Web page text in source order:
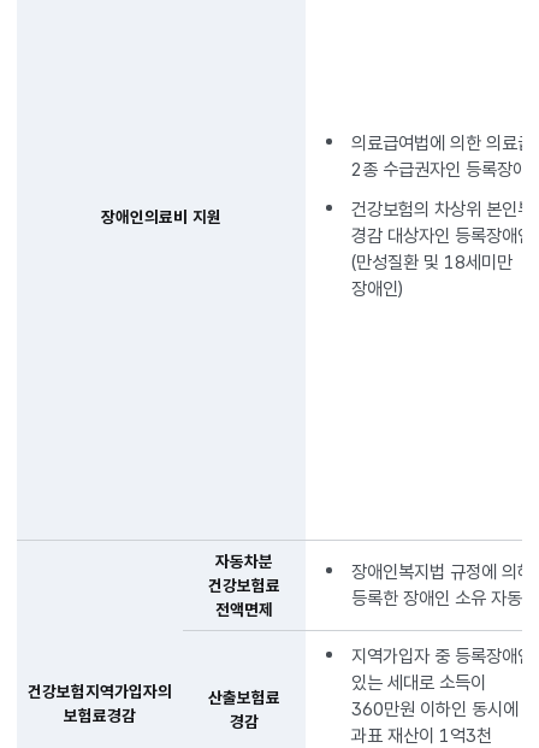
장애인의료비 지원
의료급여법에 의한 의료급
2종 수급권자인 등록장애
건강보험의 차상위 본인부
경감 대상자인 등록장애인
(만성질환 및 18세미만
장애인)
건강보험지역가입자의
보험료경감
자동차분
건강보험료
전액면제
장애인복지법 규정에 의해
등록한 장애인 소유 자동차
산출보험료
경감
지역가입자 중 등록장애인
있는 세대로 소득이
360만원 이하인 동시에
과표 재산이 1억3천